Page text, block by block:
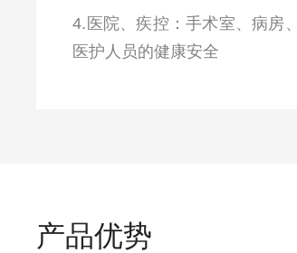
4.医院、疾控：手术室、病房
医护人员的健康安全
产品优势